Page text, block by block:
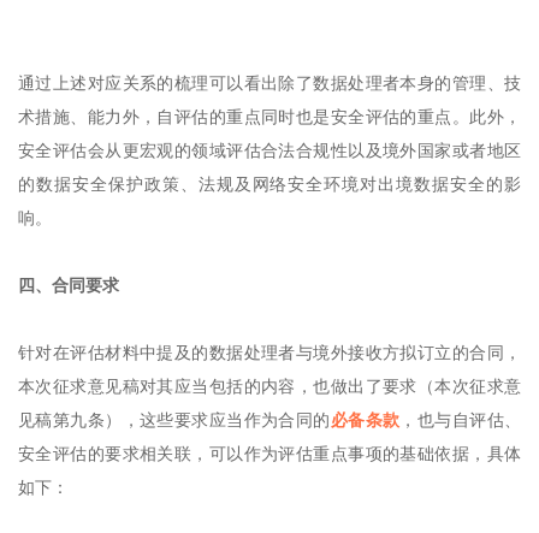
通过上述对应关系的梳理可以看出除了数据处理者本身的管理、技
术措施、能力外，自评估的重点同时也是安全评估的重点。此外，
安全评估会从更宏观的领域评估合法合规性以及境外国家或者地区
的数据安全保护政策、法规及网络安全环境对出境数据安全的影
响。
四、合同要求
针对在评估材料中提及的数据处理者与境外接收方拟订立的合同，
本次征求意见稿对其应当包括的内容，也做出了要求（本次征求意
见稿第九条），这些要求应当作为合同的必备条款 ，也与自评估、
安全评估的要求相关联，可以作为评估重点事项的基础依据，具体
如下：